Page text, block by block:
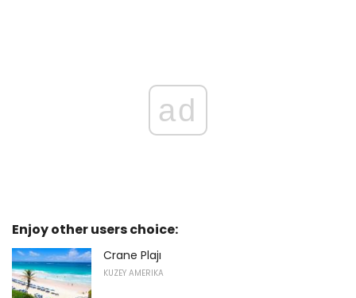
ad
Enjoy other users choice:
Crane Plajı
KUZEY AMERIKA